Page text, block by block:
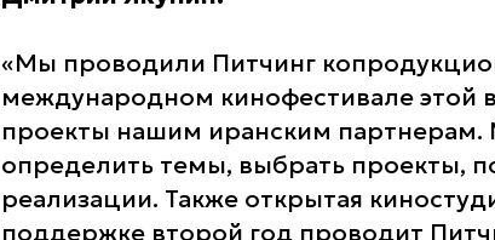
«Мы проводили Питчинг
международном кинофестивале этой
проекты нашим иранским партнерам.
определить темы, выбрать проекты,
реализации. Также открытая
поддержке второй год проводит